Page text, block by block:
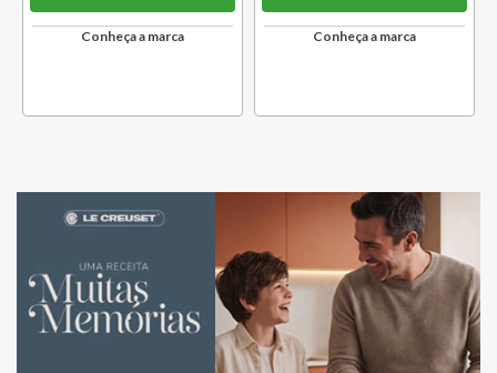
Conheça a marca Conheça a marca